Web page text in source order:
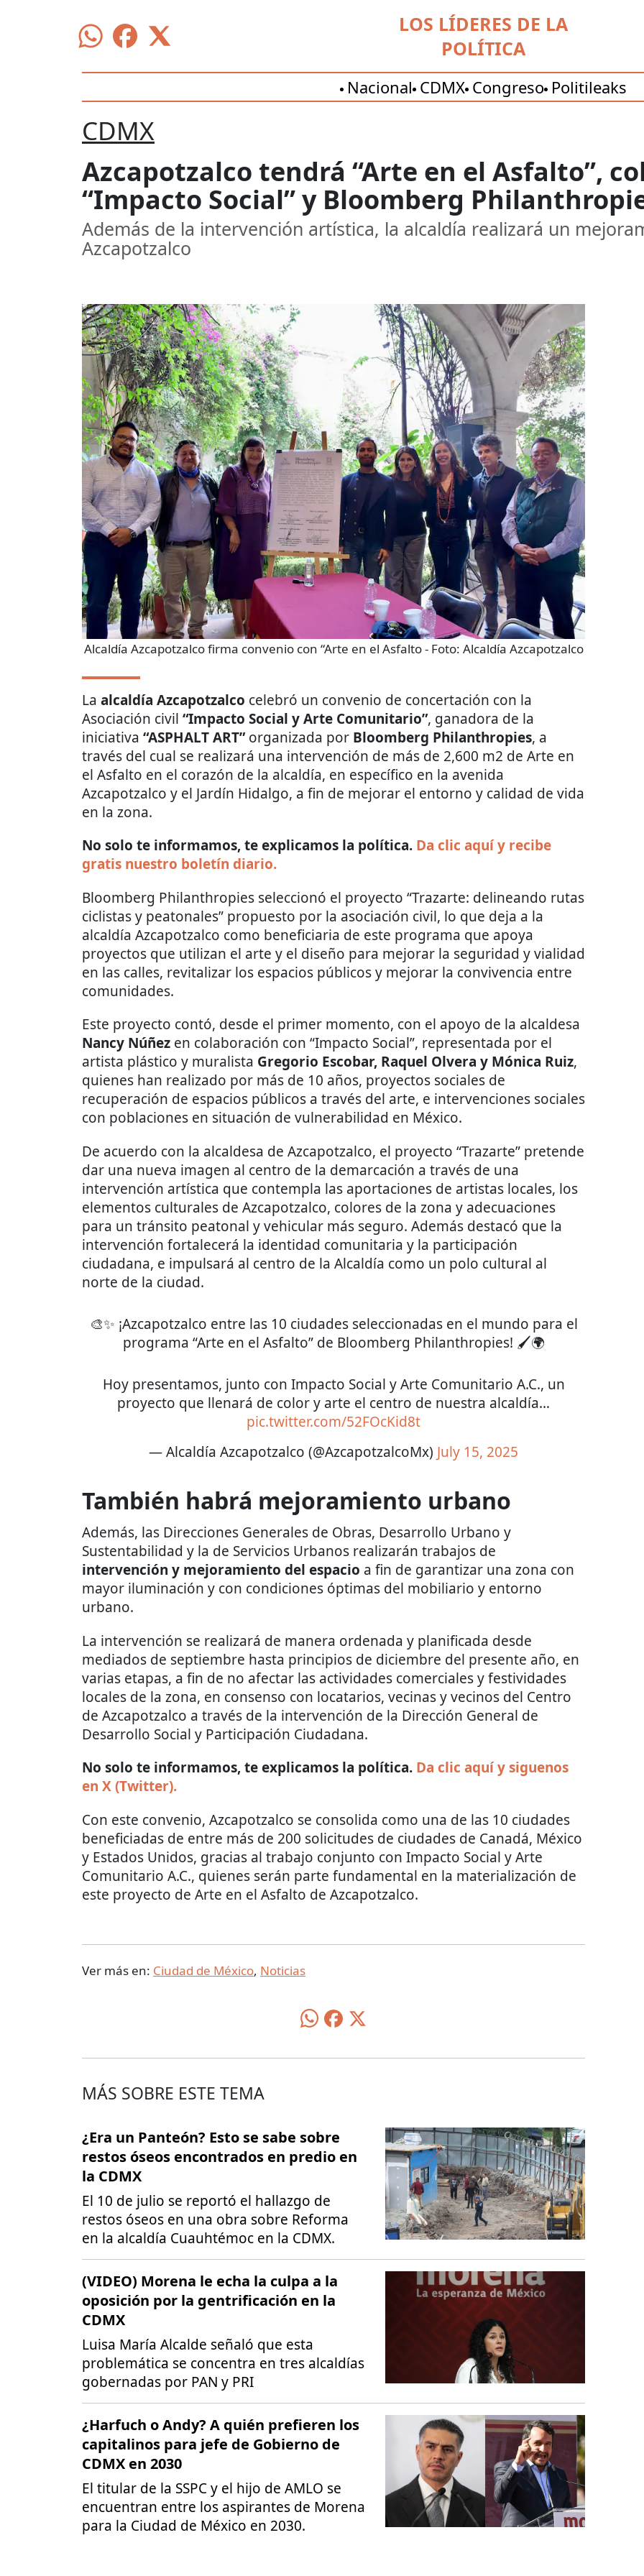
LOS LÍDERES DE LA
POLÍTICA
Nacional CDMX Congreso Politileaks
CDMX
Azcapotzalco tendrá “Arte en el Asfalto”,
“Impacto Social” y Bloomberg
Además de la intervención artística, la alcaldía realizará un
Azcapotzalco
Alcaldía Azcapotzalco firma convenio con “Arte en el Asfalto- Foto: Alcaldía Azcapotzalco
La alcaldía Azcapotzalco celebró un convenio de concertación con la
Asociación civil “Impacto Social y Arte Comunitario”, ganadora de la
iniciativa “ASPHALT ART”organizada por Bloomberg Philanthropies, a
través del cual se realizará una intervención de más de 2,600 m2 de Arte en
el Asfalto en el corazón de la alcaldía, en específico en la avenida
Azcapotzalco y el Jardín Hidalgo, a fin de mejorar el entorno y calidad de vida
en la zona.
No solo te informamos, te explicamos la política. Da clic aquí y recibe
gratis nuestro boletín diario.
Bloomberg Philanthropies seleccionó el proyecto “Trazarte: delineando rutas
ciclistas y peatonales” propuesto por la asociación civil, lo que deja a la
alcaldía Azcapotzalco como beneficiaria de este programa que apoya
proyectos que utilizan el arte y el diseño para mejorar la seguridad y vialidad
en las calles, revitalizar los espacios públicos y mejorar la convivencia entre
comunidades.
Este proyecto contó, desde el primer momento, con el apoyo de la alcaldesa
Nancy Núñez en colaboración con “Impacto Social”, representada por el
artista plástico y muralista Gregorio Escobar, Raquel Olvera y Mónica Ruiz,
quienes han realizado por más de 10 años, proyectos sociales de
recuperación de espacios públicos a través del arte, e intervenciones sociales
con poblaciones en situación de vulnerabilidad en México.
De acuerdo con la alcaldesa de Azcapotzalco, el proyecto “Trazarte” pretende
dar una nueva imagen al centro de la demarcación a través de una
intervención artística que contempla las aportaciones de artistas locales, los
elementos culturales de Azcapotzalco, colores de la zona y adecuaciones
para un tránsito peatonal y vehicular más seguro. Además destacó que la
intervención fortalecerá la identidad comunitaria y la participación
ciudadana, e impulsará al centro de la Alcaldía como un polo cultural al
norte de la ciudad.
🎨✨ ¡Azcapotzalco entre las 10 ciudades seleccionadas en el mundo para el
programa “Arte en el Asfalto” de Bloomberg Philanthropies! 🖌️🌍
Hoy presentamos, junto con Impacto Social y Arte Comunitario A.C., un
proyecto que llenará de color y arte el centro de nuestra alcaldía…
pic.twitter.com/52FOcKid8t
— Alcaldía Azcapotzalco (@AzcapotzalcoMx) July 15, 2025
También habrá mejoramiento urbano
Además, las Direcciones Generales de Obras, Desarrollo Urbano y
Sustentabilidad y la de Servicios Urbanos realizarán trabajos de
intervención y mejoramiento del espacio a fin de garantizar una zona con
mayor iluminación y con condiciones óptimas del mobiliario y entorno
urbano.
La intervención se realizará de manera ordenada y planificada desde
mediados de septiembre hasta principios de diciembre del presente año, en
varias etapas, a fin de no afectar las actividades comerciales y festividades
locales de la zona, en consenso con locatarios, vecinas y vecinos del Centro
de Azcapotzalco a través de la intervención de la Dirección General de
Desarrollo Social y Participación Ciudadana.
No solo te informamos, te explicamos la política. Da clic aquí y siguenos
en X (Twitter).
Con este convenio, Azcapotzalco se consolida como una de las 10 ciudades
beneficiadas de entre más de 200 solicitudes de ciudades de Canadá, México
y Estados Unidos, gracias al trabajo conjunto con Impacto Social y Arte
Comunitario A.C., quienes serán parte fundamental en la materialización de
este proyecto de Arte en el Asfalto de Azcapotzalco.
Ver más en: Ciudad de México, Noticias
MÁS SOBRE ESTE TEMA
¿Era un Panteón? Esto se sabe sobre
restos óseos encontrados en predio en
la CDMX
El 10 de julio se reportó el hallazgo de
restos óseos en una obra sobre Reforma
en la alcaldía Cuauhtémoc en la CDMX.
(VIDEO) Morena le echa la culpa a la
oposición por la gentrificación en la
CDMX
Luisa María Alcalde señaló que esta
problemática se concentra en tres alcaldías
gobernadas por PAN y PRI
¿Harfuch o Andy? A quién prefieren los
capitalinos para jefe de Gobierno de
CDMX en 2030
El titular de la SSPC y el hijo de AMLO se
encuentran entre los aspirantes de Morena
para la Ciudad de México en 2030.